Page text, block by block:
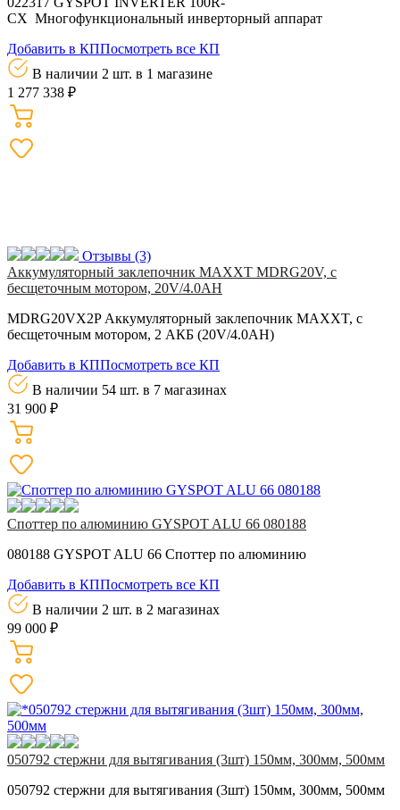
СX Многофункциональный инверторный аппарат
Добавить в КППосмотреть все КП
В наличии 2 шт. в 1 магазине
1 277 338 ₽
Отзывы (3)
Аккумуляторный заклепочник MAXXT MDRG20V, с
бесщеточным мотором, 20V/4.0AH
MDRG20VX2P Аккумуляторный заклепочник MAXXT, с
бесщеточным мотором, 2 АКБ (20V/4.0AH)
Добавить в КППосмотреть все КП
В наличии 54 шт. в 7 магазинах
31 900 ₽
Споттер по алюминию GYSPOT ALU 66 080188
080188 GYSPOT ALU 66 Споттер по алюминию
Добавить в КППосмотреть все КП
В наличии 2 шт. в 2 магазинах
99 000 ₽
050792 стержни для вытягивания (3шт) 150мм, 300мм, 500мм
050792 стержни для вытягивания (3шт) 150мм, 300мм, 500мм